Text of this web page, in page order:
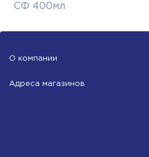
СФ 400мл
О компании
Адреса магазинов